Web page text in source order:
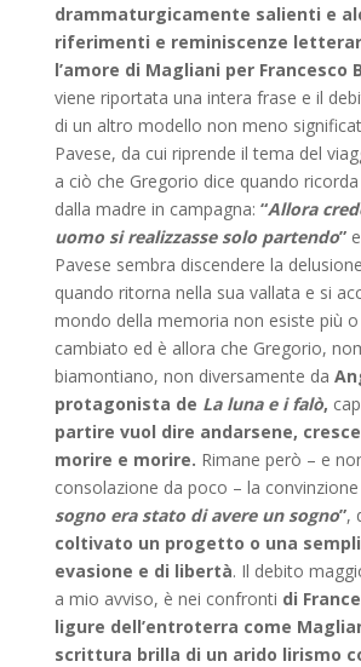
drammaturgicamente salienti e
riferimenti e reminiscenze
l’amore di Magliani per Francesco
viene riportata una intera frase e il
di un altro modello non meno
Pavese, da cui riprende il tema del
a ciò che Gregorio dice quando
dalla madre in campagna: “Allora
uomo si realizzasse solo partendo”e
Pavese sembra discendere la
quando ritorna nella sua vallata e si
mondo della memoria non esiste più
cambiato ed è allora che Gregorio,
biamontiano, non diversamente da
protagonista de La luna e i falò,
partire vuol dire andarsene,
morire e morire. Rimane però – e
consolazione da poco – la
sogno era stato di avere un sogno”,
coltivato un progetto o una
evasione e di libertà. Il debito
a mio avviso, è nei confronti di
ligure dell’entroterra come
scrittura brilla di un arido lirismo